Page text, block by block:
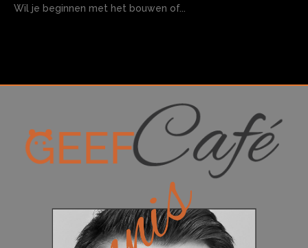
Wil je beginnen met het bouwen of...